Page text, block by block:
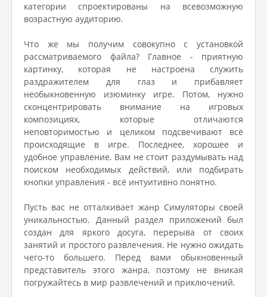
категории спроектированы на всевозможную
возрастную аудиторию.
Что же мы получим совокупно с установкой
рассматриваемого файла? Главное - приятную
картинку, которая не настроена служить
раздражителем для глаз и прибавляет
необыкновенную изюминку игре. Потом, нужно
сконцентрировать внимание на игровых
композициях, которые отличаются
неповторимостью и целиком подсвечивают всё
происходящие в игре. Последнее, хорошее и
удобное управление. Вам не стоит раздумывать над
поиском необходимых действий, или подбирать
кнопки управления - всё интуитивно понятно.
Пусть вас не отталкивает жанр Симуляторы своей
уникальностью. Данный раздел приложений был
создан для яркого досуга, перерыва от своих
занятий и простого развлечения. Не нужно ожидать
чего-то большего. Перед вами обыкновенный
представитель этого жанра, поэтому не вникая
погружайтесь в мир развлечений и приключений.